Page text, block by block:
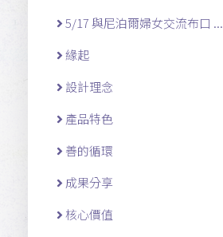
5/17 與尼泊爾婦女交流布口 ...
緣起
設計理念
產品特色
善的循環
成果分享
核心價值